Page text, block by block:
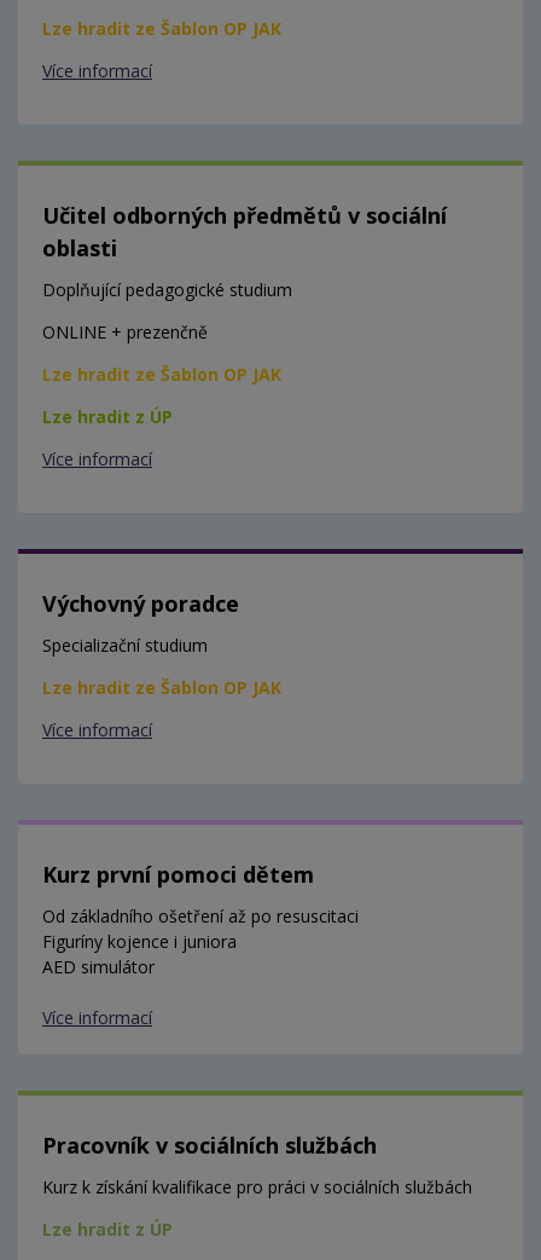
Lze hradit ze Šablon OP JAK
Více informací
Učitel odborných předmětů v sociální
oblasti
Doplňující pedagogické studium
ONLINE + prezenčně
Lze hradit ze Šablon OP JAK
Lze hradit z ÚP
Více informací
Výchovný poradce
Specializační studium
Lze hradit ze Šablon OP JAK
Více informací
Kurz první pomoci dětem
Od základního ošetření až po resuscitaci
Figuríny kojence i juniora
AED simulátor
Více informací
Pracovník v sociálních službách
Kurz k získání kvalifikace pro práci v sociálních službách
Lze hradit z ÚP